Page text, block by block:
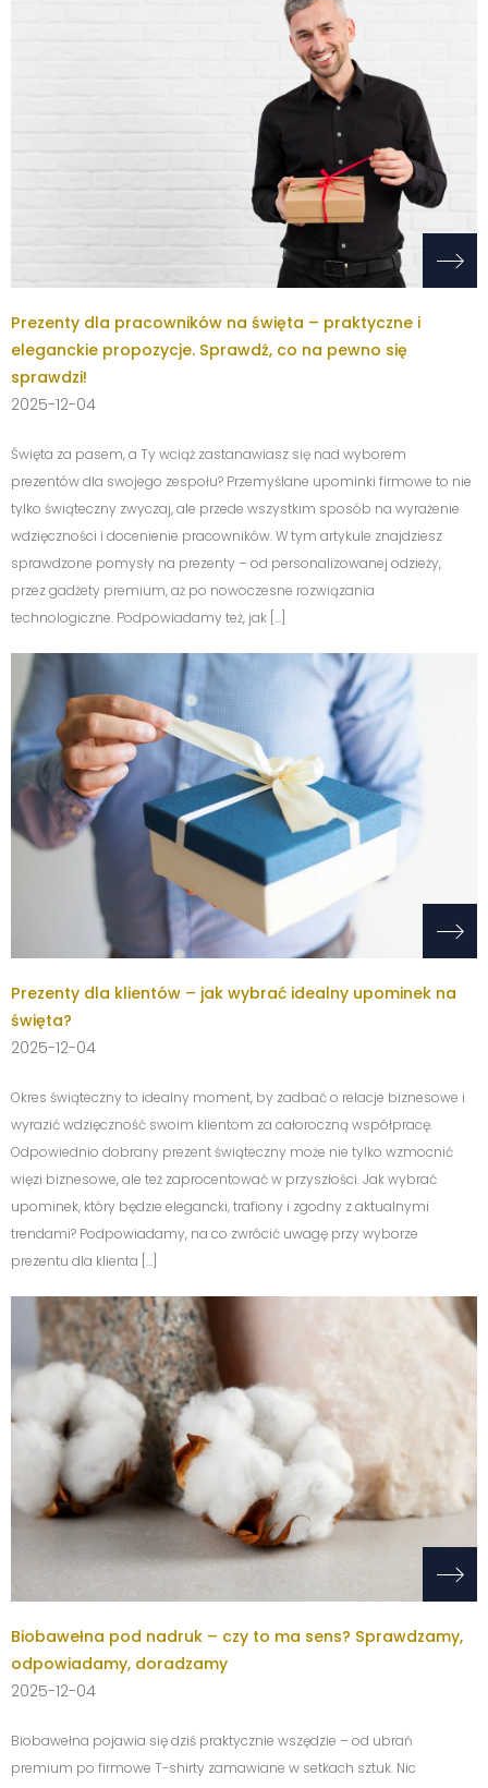
Prezenty dla pracowników na święta – praktyczne i
eleganckie propozycje. Sprawdź, co na pewno się
sprawdzi!
2025-12-04
Święta za pasem, a Ty wciąż zastanawiasz się nad wyborem
prezentów dla swojego zespołu? Przemyślane upominki firmowe to nie
tylko świąteczny zwyczaj, ale przede wszystkim sposób na wyrażenie
wdzięczności i docenienie pracowników. W tym artykule znajdziesz
sprawdzone pomysły na prezenty – od personalizowanej odzieży,
przez gadżety premium, aż po nowoczesne rozwiązania
technologiczne. Podpowiadamy też, jak […]
Prezenty dla klientów – jak wybrać idealny upominek na
święta?
2025-12-04
Okres świąteczny to idealny moment, by zadbać o relacje biznesowe i
wyrazić wdzięczność swoim klientom za całoroczną współpracę.
Odpowiednio dobrany prezent świąteczny może nie tylko wzmocnić
więzi biznesowe, ale też zaprocentować w przyszłości. Jak wybrać
upominek, który będzie elegancki, trafiony i zgodny z aktualnymi
trendami? Podpowiadamy, na co zwrócić uwagę przy wyborze
prezentu dla klienta […]
Biobawełna pod nadruk – czy to ma sens? Sprawdzamy,
odpowiadamy, doradzamy
2025-12-04
Biobawełna pojawia się dziś praktycznie wszędzie – od ubrań
premium po firmowe T-shirty zamawiane w setkach sztuk. Nic